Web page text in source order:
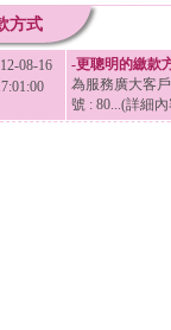
方式
08-16
-更聰明的繳款
為服務廣大客
號 : 80...(詳細